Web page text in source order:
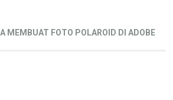
MEMBUAT FOTO POLAROID DI ADOBE